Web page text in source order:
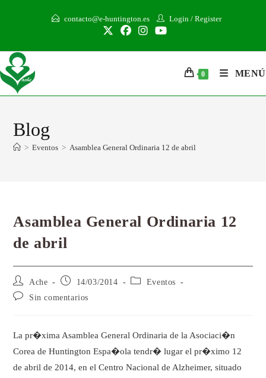
contacto@e-huntington.es Login / Register
0 MENÚ
Blog
> Eventos > Asamblea General Ordinaria 12 de abril
Asamblea General Ordinaria 12
de abril
Ache 14/03/2014
Eventos
Sin comentarios
La pr�xima Asamblea General Ordinaria de la Asociaci�n
Corea de Huntington Espa�ola tendr� lugar el pr�ximo 12
de abril de 2014, en el Centro Nacional de Alzheimer, situado